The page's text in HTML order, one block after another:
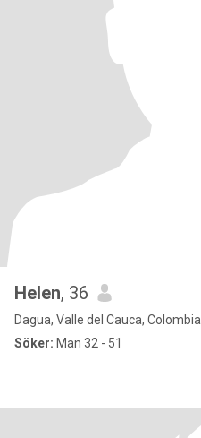
Helen, 36
Dagua, Valle del Cauca, Colombia
Söker: Man 32 - 51